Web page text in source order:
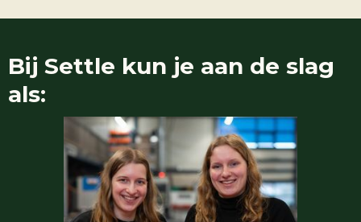
Bij Settle kun je aan de slag
als: